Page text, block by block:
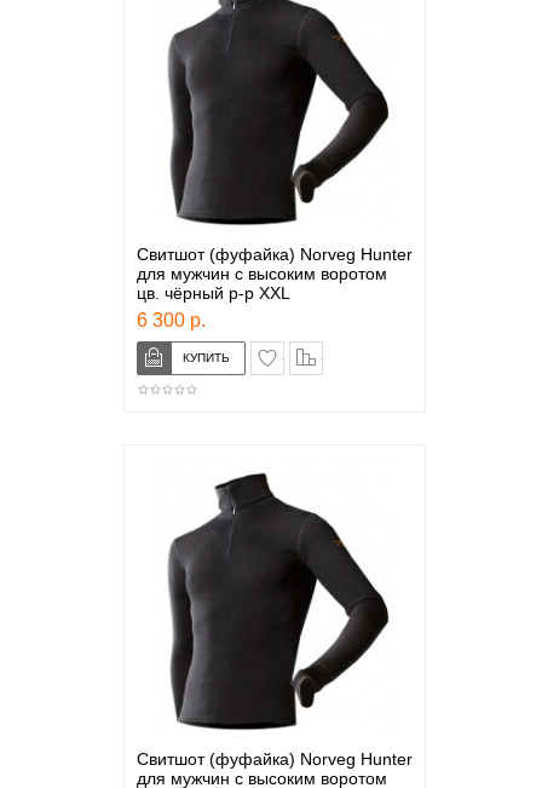
Свитшот (фуфайка) Norveg Hunter
для мужчин с высоким воротом
цв. чёрный р-р XXL
6 300 р.
в закладки
Свитшот (фуфайка) Norveg Hunter
для мужчин с высоким воротом